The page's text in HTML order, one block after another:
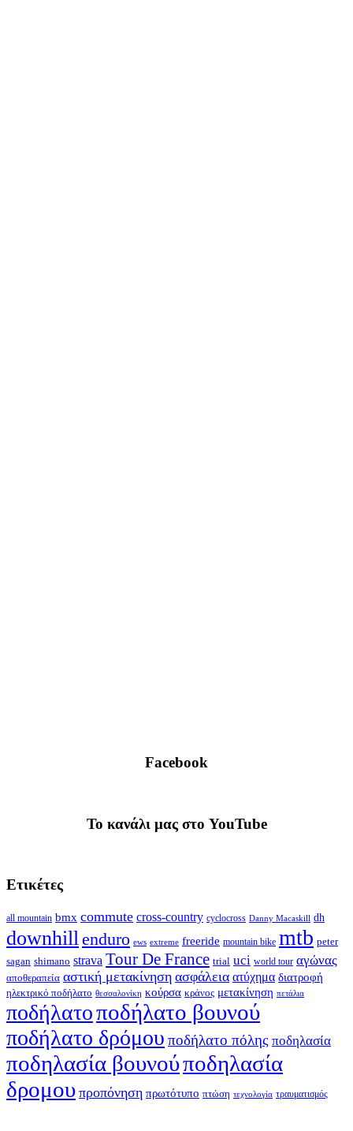
Facebook
To κανάλι μας στο YouTube
Ετικέτες
all mountain bmx commute cross-country cyclocross Danny Macaskill dh
downhillenduro ews extreme freeride mountain bike mtb peter
sagan shimano strava Tour De France trial uci world tour αγώνας
αποθεραπεία αστική μετακίνηση ασφάλεια ατύχημα διατροφή
ηλεκτρικό ποδήλατο θεσσαλονίκη κούρσα κράνος μετακίνηση πετάλια
ποδήλατοποδήλατο βουνού
ποδήλατο δρόμου ποδήλατο πόλης ποδηλασία
ποδηλασία βουνούποδηλασία
δρομου προπόνηση πρωτότυπο πτώση τεχνολογία τραυματισμός